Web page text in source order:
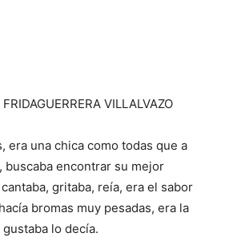
VILLALVAZO
era una chica como todas que a
buscaba encontrar su mejor
gritaba, reía, era el sabor
bromas muy pesadas, era la
lo decía.